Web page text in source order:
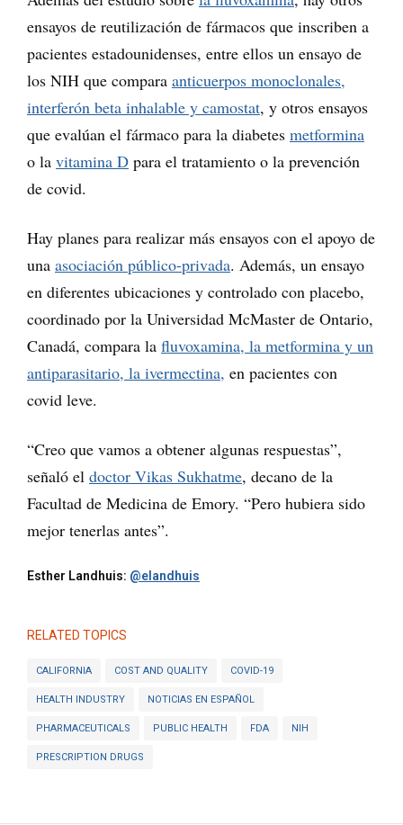
ensayos de reutilización de fármacos que inscriben a
pacientes estadounidenses, entre ellos un ensayo de
los NIH que compara anticuerpos monoclonales,
interferón beta inhalable y camostat, y otros ensayos
que evalúan el fármaco para la diabetes metformina
o la vitamina D para el tratamiento o la prevención
de covid.
Hay planes para realizar más ensayos con el apoyo de
una asociación público-privada. Además, un ensayo
en diferentes ubicaciones y controlado con placebo,
coordinado por la Universidad McMaster de Ontario,
Canadá, compara la fluvoxamina, la metformina y un
antiparasitario, la ivermectina, en pacientes con
covid leve.
“Creo que vamos a obtener algunas respuestas”,
señaló el doctor Vikas Sukhatme, decano de la
Facultad de Medicina de Emory. “Pero hubiera sido
mejor tenerlas antes”.
Esther Landhuis: @elandhuis
RELATED TOPICS
CALIFORNIA COST AND QUALITY COVID-19
HEALTH INDUSTRY NOTICIAS EN ESPAÑOL
PHARMACEUTICALS PUBLIC HEALTH FDA NIH
PRESCRIPTION DRUGS